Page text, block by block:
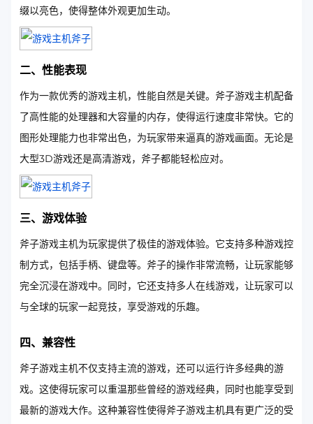
缀以亮色，使得整体外观更加生动。
二、性能表现
作为一款优秀的游戏主机，性能自然是关键。斧子游戏主机配备
了高性能的处理器和大容量的内存，使得运行速度非常快。它的
图形处理能力也非常出色，为玩家带来逼真的游戏画面。无论是
大型3D游戏还是高清游戏，斧子都能轻松应对。
三、游戏体验
斧子游戏主机为玩家提供了极佳的游戏体验。它支持多种游戏控
制方式，包括手柄、键盘等。斧子的操作非常流畅，让玩家能够
完全沉浸在游戏中。同时，它还支持多人在线游戏，让玩家可以
与全球的玩家一起竞技，享受游戏的乐趣。
四、兼容性
斧子游戏主机不仅支持主流的游戏，还可以运行许多经典的游
戏。这使得玩家可以重温那些曾经的游戏经典，同时也能享受到
最新的游戏大作。这种兼容性使得斧子游戏主机具有更广泛的受